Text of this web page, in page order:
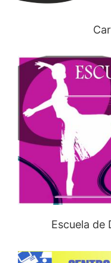
Escuela de